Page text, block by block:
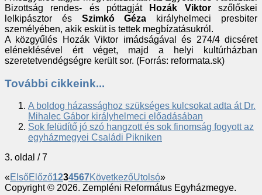
Bizottság rendes- és póttagját
Hozák Viktorszőlőskei
lelkipásztor és Szimkó Géza királyhelmeci presbiter
személyében, akik esküt is tettek megbízatásukról.
A közgyűlés Hozák Viktor imádságával és 274/4 dicséret
eléneklésével ért véget, majd a helyi kultúrházban
szeretetvendégségre került sor. (Forrás: reformata.sk)
További cikkeink...
A boldog házassághoz szükséges kulcsokat adta át Dr.
Mihalec Gábor királyhelmeci előadásában
Sok felüdítő jó szó hangzott és sok finomság fogyott az
egyházmegyei Családi Pikniken
3. oldal / 7
«ElsőElőző1234567KövetkezőUtolsó»
Copyright © 2026. Zempléni Református Egyházmegye.